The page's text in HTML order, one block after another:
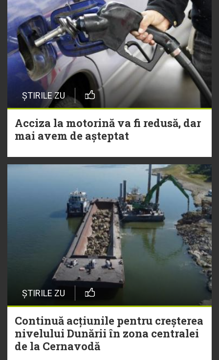
ȘTIRILE ZU
Acciza la motorină va fi redusă, dar
mai avem de așteptat
ȘTIRILE ZU
Continuă acțiunile pentru creșterea
nivelului Dunării în zona centralei
de la Cernavodă